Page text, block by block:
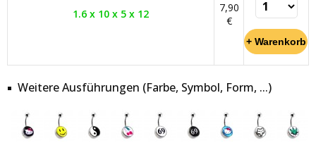
1.6 x 10 x 5 x 12
7,90
€
Weitere Ausführungen (Farbe, Symbol, Form, ...)